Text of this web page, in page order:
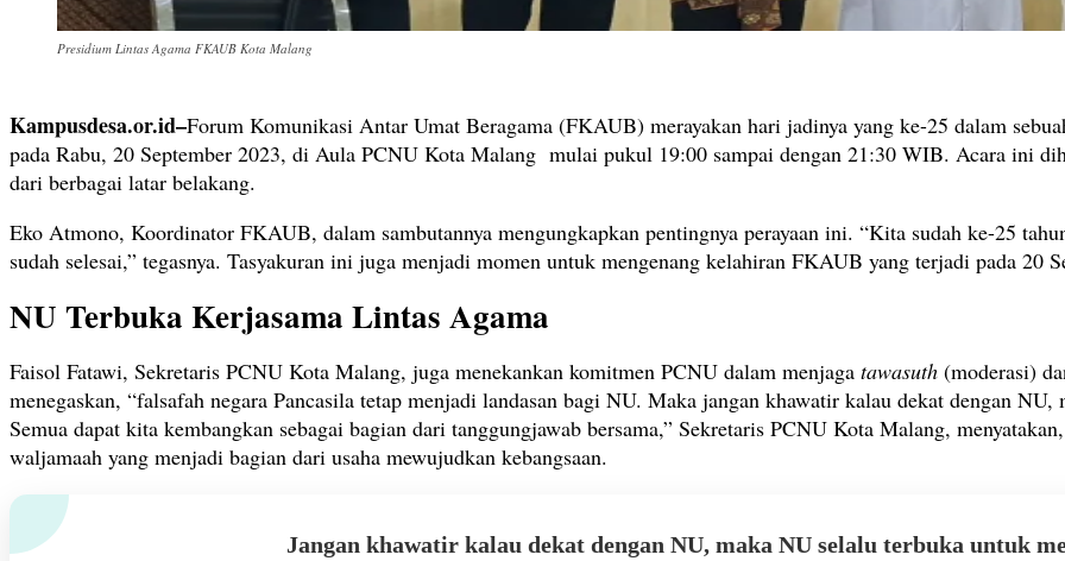
Presidium Lintas Agama FKAUB Kota Malang
Kampusdesa.or.id–Forum Komunikasi Antar Umat Beragama (FKAUB) merayakan hari jadinya yang ke-25 dalam
pada Rabu, 20 September 2023, di Aula PCNU Kota Malang mulai pukul 19:00 sampai dengan 21:30 WIB. Acara ini
dari berbagai latar belakang.
Eko Atmono, Koordinator FKAUB, dalam sambutannya mengungkapkan pentingnya perayaan ini. “Kita sudah ke-25
sudah selesai,” tegasnya. Tasyakuran ini juga menjadi momen untuk mengenang kelahiran FKAUB yang terjadi pada 20
NU Terbuka Kerjasama Lintas Agama
Faisol Fatawi, Sekretaris PCNU Kota Malang, juga menekankan komitmen PCNU dalam menjaga tawasuth (moderasi)
menegaskan, “falsafah negara Pancasila tetap menjadi landasan bagi NU. Maka jangan khawatir kalau dekat dengan
Semua dapat kita kembangkan sebagai bagian dari tanggungjawab bersama,” Sekretaris PCNU Kota Malang,
waljamaah yang menjadi bagian dari usaha mewujudkan kebangsaan.
Jangan khawatir kalau dekat dengan NU, maka NU selalu terbuka untuk